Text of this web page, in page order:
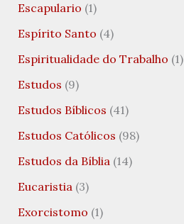
Escapulario (1)
Espírito Santo (4)
Espiritualidade do Trabalho (1)
Estudos (9)
Estudos Bíblicos (41)
Estudos Católicos (98)
Estudos da Bíblia(14)
Eucaristia(3)
Exorcistomo (1)